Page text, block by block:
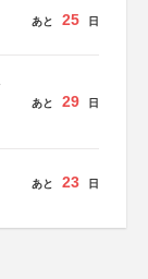
あと 25 日
あと 29 日
あと 23 日